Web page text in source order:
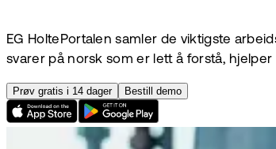
EG HoltePortalen samler de viktigste
svarer på norsk som er lett å forstå,
Prøv gratis i 14 dager Bestill demo